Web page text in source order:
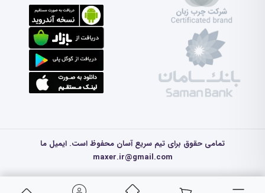
تمامی حقوق برای تیم سریع آسان محفوظ است. ایمیل ما
maxer.ir@gmail.com